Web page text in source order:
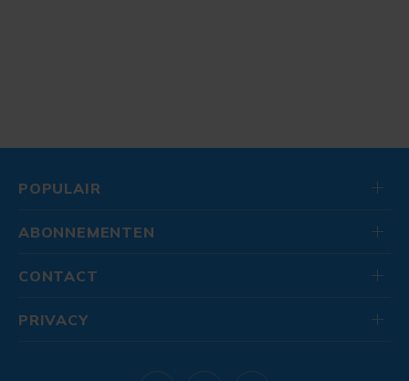
POPULAIR
ABONNEMENTEN
CONTACT
PRIVACY